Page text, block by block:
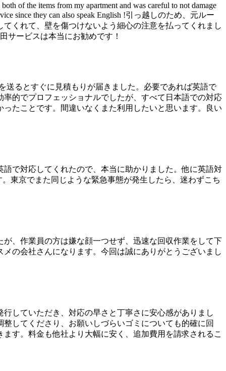
of the items from my apartment and was careful to not damage
since they can also speak English !引っ越しのため、元ルー
くれて、壁を傷つけないよう細心の注意を払ってくれまし
サービスは本当にお勧めです！
るとすぐに見積もりが届きました。必要であれば英語で
的でプロフェッショナルでしたが、すべて日本語での対応
たことです。間違いなくまた利用したいと思います。良い
で対応してくれたので、本当に助かりました。他に英語対
東京でまた同じような緊急事態が発生したら、迷わずこち
、作業員の方は嫌な顔一つせず、迅速な回収作業をして下
の会社さんになります。今回は誠にありがとうございまし
していただき、対応の早さと丁寧さに安心感がありまし
してくださり、お願いしづらいゴミについても的確に回
す。料金も他社より大幅に安く、追加費用を請求されるこ